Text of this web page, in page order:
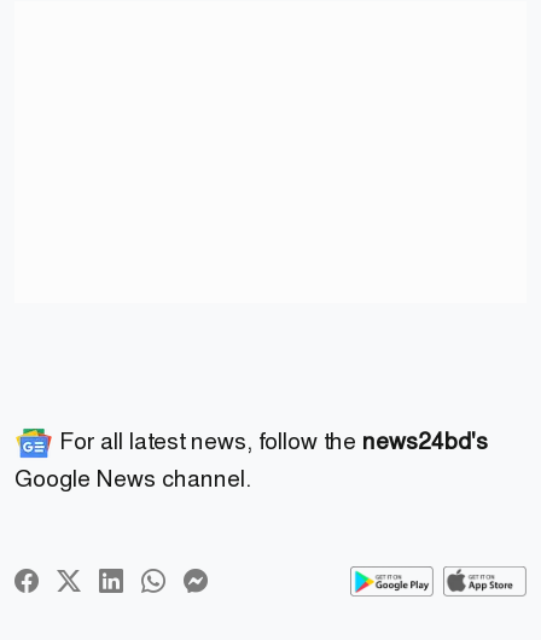
For all latest news, follow the news24bd's
Google News channel.